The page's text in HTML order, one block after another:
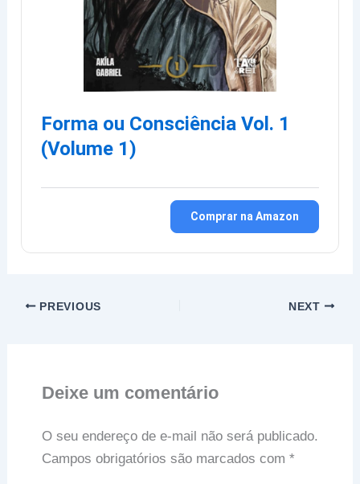
Forma ou Consciência Vol. 1
(Volume 1)
Comprar na Amazon
PREVIOUS NEXT
Deixe um comentário
O seu endereço de e-mail não será publicado.
Campos obrigatórios são marcados com *